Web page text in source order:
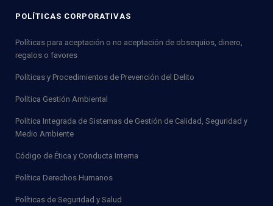
POLÍTICAS CORPORATIVAS
Políticas para aceptación o no aceptación de obsequios, dinero,
regalos o favores
Políticas y Procedimientos de Prevención del Delito
Política Gestión Ambiental
Política Integrada de Sistemas de Gestión de Calidad, Seguridad y
Medio Ambiente
Código de Ética y Conducta Interna
Política Derechos Humanos
Políticas de Seguridad y Salud